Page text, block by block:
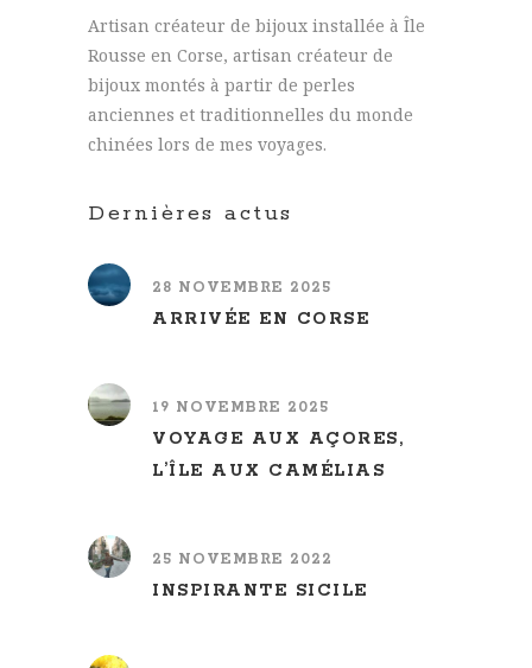
Artisan créateur de bijoux installée à Île
Rousse en Corse, artisan créateur de
bijoux montés à partir de perles
anciennes et traditionnelles du monde
chinées lors de mes voyages.
Dernières actus
28 NOVEMBRE 2025
ARRIVÉE EN CORSE
19 NOVEMBRE 2025
VOYAGE AUX AÇORES,
L’ÎLE AUX CAMÉLIAS
25 NOVEMBRE 2022
INSPIRANTE SICILE